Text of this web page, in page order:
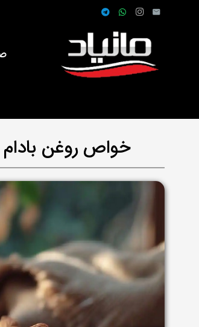
خواص روغن بادام